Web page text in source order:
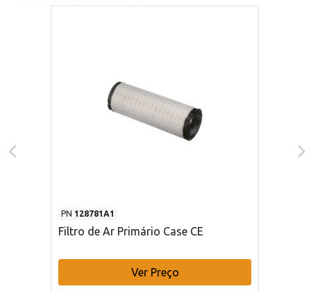
PN 128781A1
Filtro de Ar Primário Case CE
Ver Preço